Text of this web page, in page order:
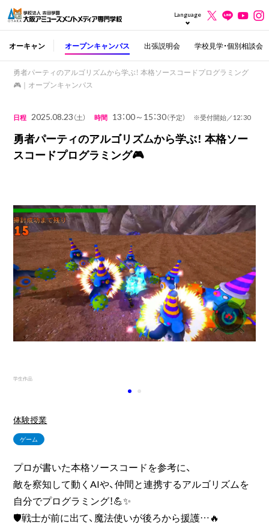
Language
オーキャン オープンキャンパス 出張説明会 学校見学・個別相談会
勇者パーティのアルゴリズムから学ぶ！ 本格ソースコードプログラミング
🎮｜オープンキャンパス
日程 2025.08.23（土） 時間 13：00～15：30（予定） ※受付開始／12：30
勇者パーティのアルゴリズムから学ぶ！ 本格ソー
スコードプログラミング🎮
学生作品
体験授業
ゲーム
プロが書いた本格ソースコードを参考に、
敵を察知して動くAIや、仲間と連携するアルゴリズムを
自分でプログラミング！💪✨
🛡️戦士が前に出て、魔法使いが後ろから援護…🔥